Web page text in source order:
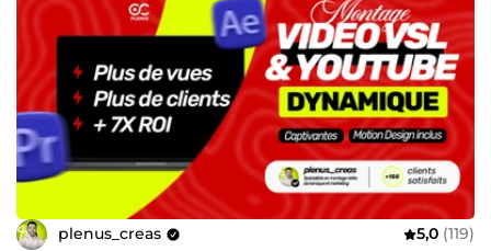
plenus_creas 5,0 (119)